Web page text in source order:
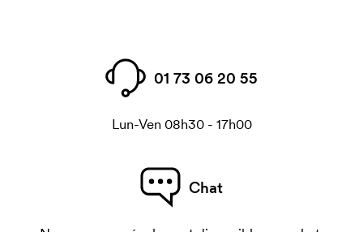
01 73 06 20 55
Lun-Ven 08h30 - 17h00
Chat